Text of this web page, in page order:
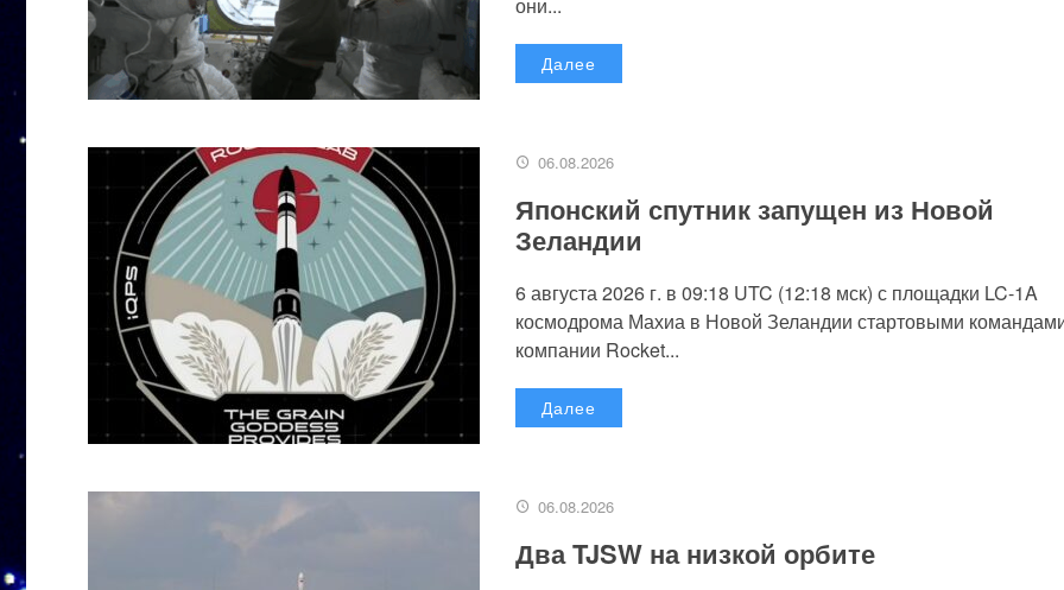
Далее
06.08.2026
Японский спутник запущен из Новой
Зеландии
6 августа 2026 г. в 09:18 UTC (12:18 мск) с площадки LC-1A
космодрома Махиа в Новой Зеландии стартовыми
компании Rocket...
Далее
06.08.2026
Два TJSW на низкой орбите